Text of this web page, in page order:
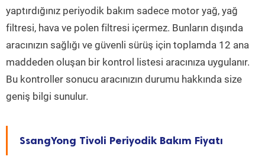
yaptırdığınız periyodik bakım sadece motor yağ, yağ
filtresi, hava ve polen filtresi içermez. Bunların dışında
aracınızın sağlığı ve güvenli sürüş için toplamda 12 ana
maddeden oluşan bir kontrol listesi aracınıza uygulanır.
Bu kontroller sonucu aracınızın durumu hakkında size
geniş bilgi sunulur.
SsangYong Tivoli Periyodik Bakım Fiyatı